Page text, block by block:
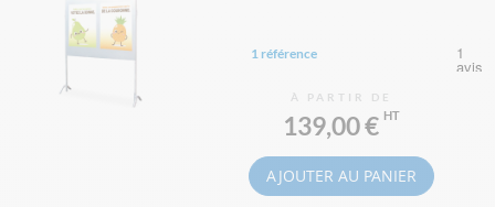
1 référence
À PARTIR DE
139,00 €
AJOUTER AU PANIER